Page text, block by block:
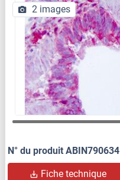
2 images
N° du produit ABIN790634
Fiche technique